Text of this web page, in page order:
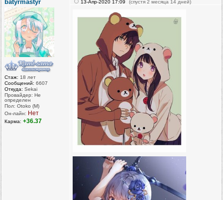
batyrmastyr
Стаж: 18 лет
Сообщений: 6607
Откуда: Sekai
Провайдер: Не
определен
Пол: Otoko (M)
Он-лайн: Нет
Карма: +36.37
13-Апр-2020 17:09 (спустя 2 месяца 14 дней)